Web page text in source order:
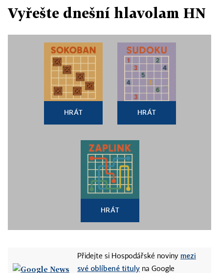
Vyřešte dnešní hlavolam HN
HRÁT HRÁT
HRÁT
Přidejte si Hospodářské noviny mezi
své oblíbené tituly na Google